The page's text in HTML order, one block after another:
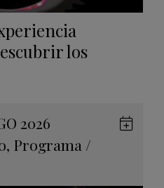
los
2026
, Programa /